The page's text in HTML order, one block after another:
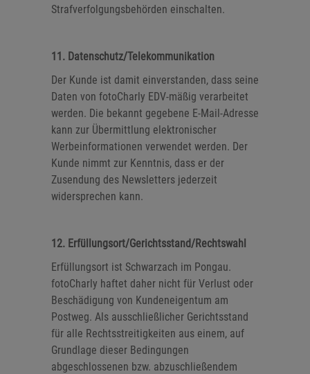
Strafverfolgungsbehörden einschalten.
11. Datenschutz/Telekommunikation
Der Kunde ist damit einverstanden, dass seine
Daten von fotoCharly EDV-mäßig verarbeitet
werden. Die bekannt gegebene E-Mail-Adresse
kann zur Übermittlung elektronischer
Werbeinformationen verwendet werden. Der
Kunde nimmt zur Kenntnis, dass er der
Zusendung des Newsletters jederzeit
widersprechen kann.
12. Erfüllungsort/Gerichtsstand/Rechtswahl
Erfüllungsort ist Schwarzach im Pongau.
fotoCharly haftet daher nicht für Verlust oder
Beschädigung von Kundeneigentum am
Postweg. Als ausschließlicher Gerichtsstand
für alle Rechtsstreitigkeiten aus einem, auf
Grundlage dieser Bedingungen
abgeschlossenen bzw. abzuschließendem